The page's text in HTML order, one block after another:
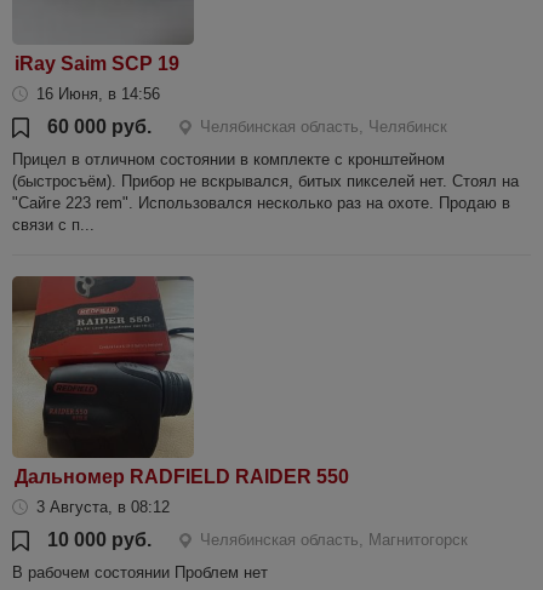
iRay Saim SCP 19
16 Июня, в 14:56
60 000 руб.
Челябинская область, Челябинск
Прицел в отличном состоянии в комплекте с кронштейном
(быстросъём). Прибор не вскрывался, битых пикселей нет. Стоял на
"Сайге 223 rem". Использовался несколько раз на охоте. Продаю в
связи с п...
Дальномер RADFIELD RAIDER 550
3 Августа, в 08:12
10 000 руб.
Челябинская область, Магнитогорск
В рабочем состоянии Проблем нет